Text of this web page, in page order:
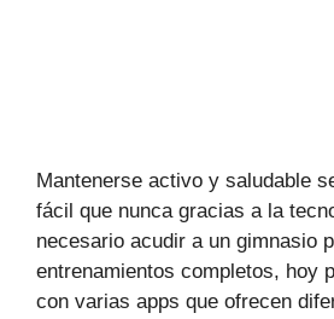
Mantenerse activo y saludable
fácil que nunca gracias a la
necesario acudir a un gimnasio
entrenamientos completos, hoy
con varias apps que ofrecen